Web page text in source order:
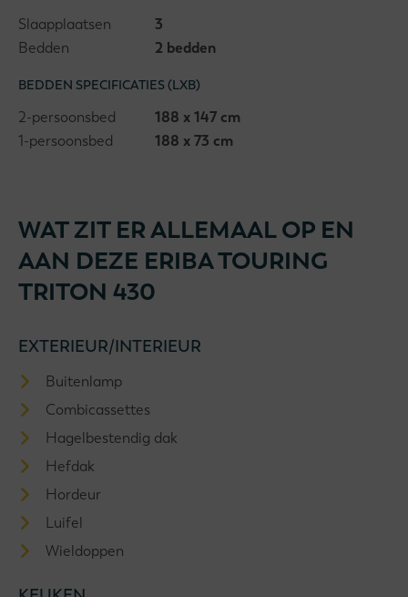
Slaapplaatsen
3
Bedden
2 bedden
BEDDEN SPECIFICATIES (LXB)
2-persoonsbed
188 x 147 cm
1-persoonsbed
188 x 73 cm
WAT ZIT ER ALLEMAAL OP EN
AAN DEZE ERIBA TOURING
TRITON 430
EXTERIEUR/INTERIEUR
Buitenlamp
Combicassettes
Hagelbestendig dak
Hefdak
Hordeur
Luifel
Wieldoppen